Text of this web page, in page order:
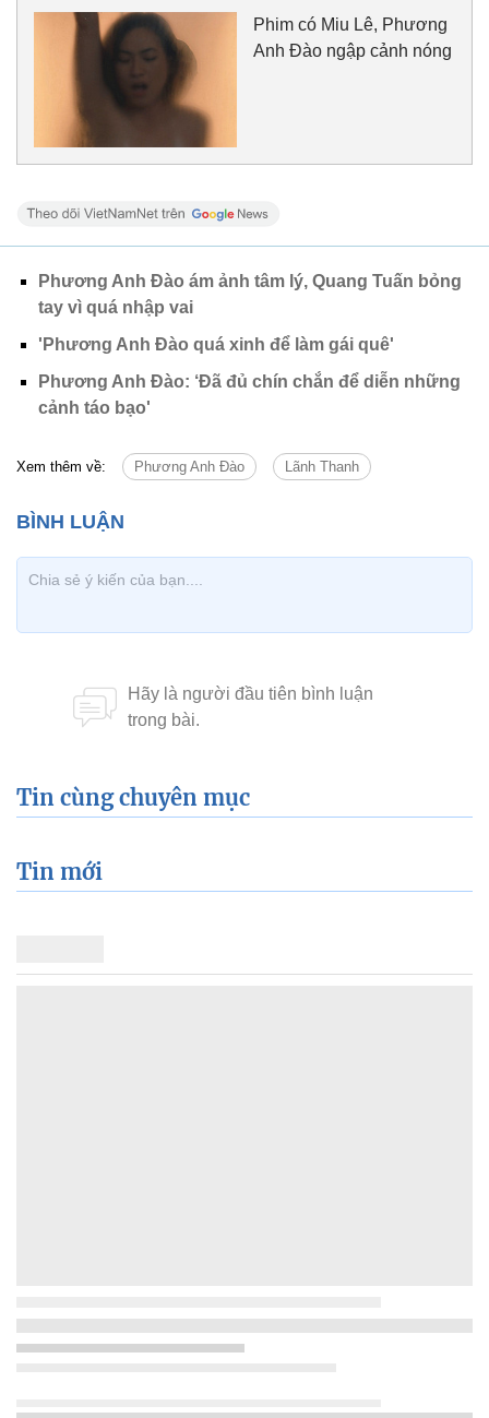
Phim có Miu Lê, Phương
Anh Đào ngập cảnh nóng
Phương Anh Đào ám ảnh tâm lý, Quang Tuấn bỏng
tay vì quá nhập vai
'Phương Anh Đào quá xinh để làm gái quê'
Phương Anh Đào: ‘Đã đủ chín chắn để diễn những
cảnh táo bạo'
Xem thêm về: Phương Anh Đào Lãnh Thanh
Tin cùng chuyên mục
Tin mới